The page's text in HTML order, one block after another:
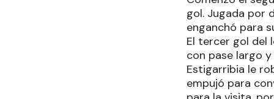
gol. Jugada por
enganchó para
El tercer gol del
con pase largo
Estigarribia le
empujó para